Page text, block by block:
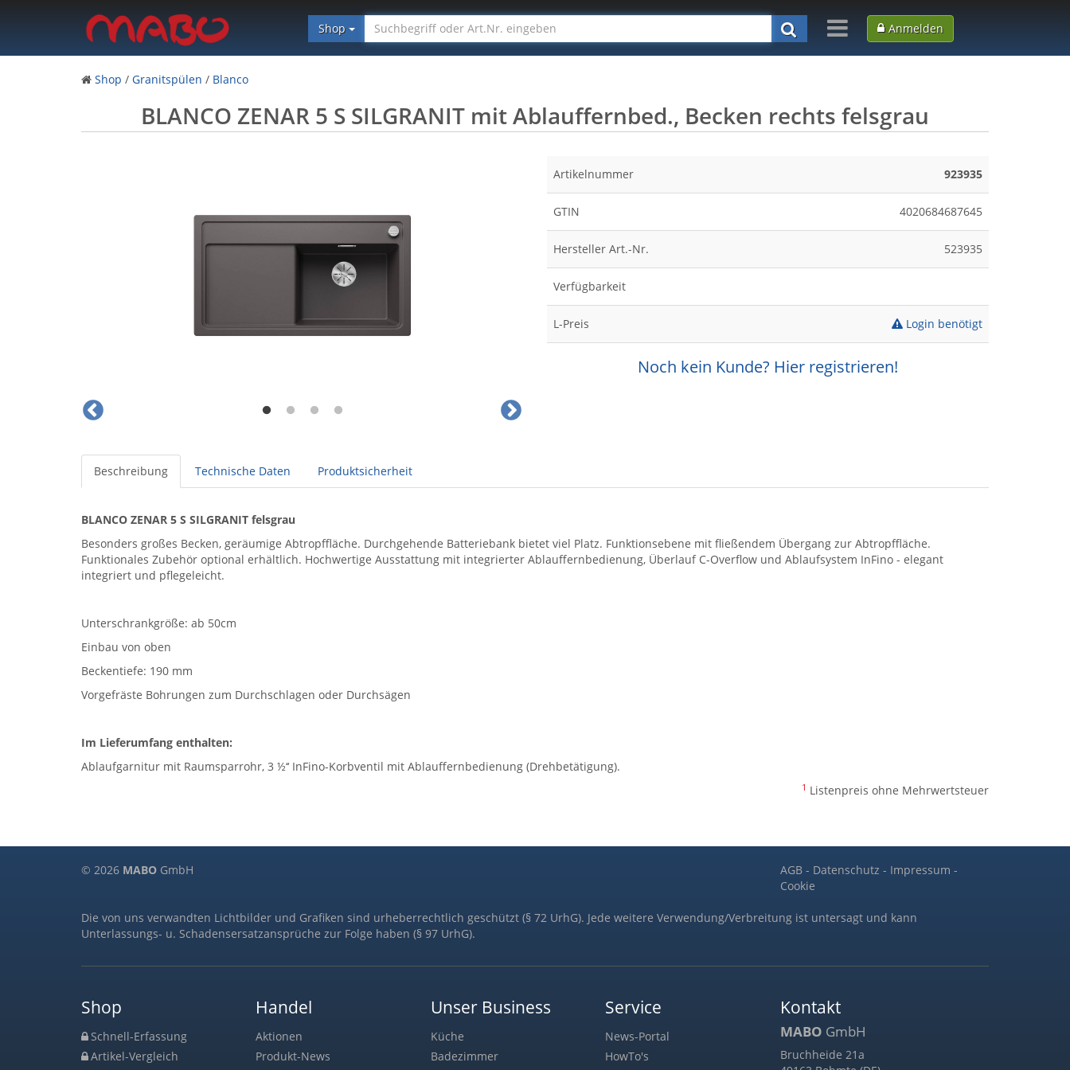
Shop Anmelden
Shop / Granitspülen / Blanco
BLANCO ZENAR 5 S SILGRANIT mit Ablauffernbed., Becken rechts felsgrau
Artikelnummer 923935
GTIN 4020684687645
Hersteller Art.-Nr. 523935
Verfügbarkeit
L-Preis Login benötigt
Noch kein Kunde? Hier registrieren!
Beschreibung Technische Daten Produktsicherheit
BLANCO ZENAR 5 S SILGRANIT felsgrau
Besonders großes Becken, geräumige Abtropffläche. Durchgehende Batteriebank bietet viel Platz. Funktionsebene mit fließendem Übergang zur Abtropffläche.
Funktionales Zubehör optional erhältlich. Hochwertige Ausstattung mit integrierter Ablauffernbedienung, Überlauf C-Overflow und Ablaufsystem InFino - elegant
integriert und pflegeleicht.
Unterschrankgröße: ab 50cm
Einbau von oben
Beckentiefe: 190 mm
Vorgefräste Bohrungen zum Durchschlagen oder Durchsägen
Im Lieferumfang enthalten:
Ablaufgarnitur mit Raumsparrohr, 3 ½‘‘ InFino-Korbventil mit Ablauffernbedienung (Drehbetätigung).
1 Listenpreis ohne Mehrwertsteuer
© 2026 MABO GmbH AGB- Datenschutz - Impressum -
Cookie
Die von uns verwandten Lichtbilder und Grafiken sind urheberrechtlich geschützt (§ 72 UrhG). Jede weitere Verwendung/Verbreitung ist untersagt und kann
Unterlassungs- u. Schadensersatzansprüche zur Folge haben (§ 97 UrhG).
Shop
Schnell-Erfassung
Artikel-Vergleich
Handel
Aktionen
Produkt-News
Unser Business
Küche
Badezimmer
Service
News-Portal
HowTo's
Kontakt
MABO GmbH
Bruchheide 21a